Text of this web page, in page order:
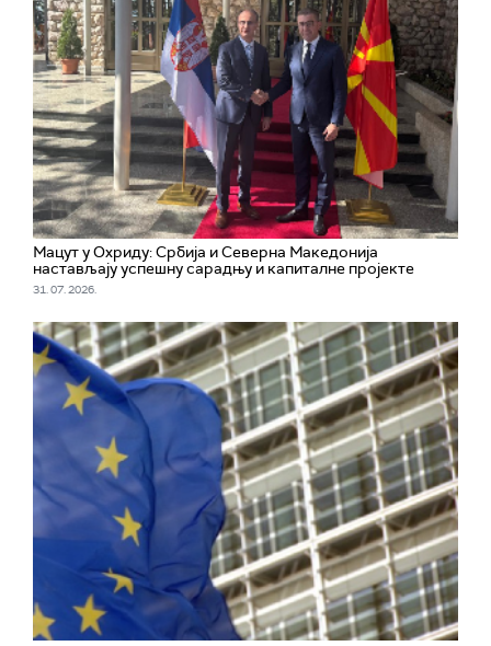
Мацут у Охриду: Србија и Северна Македонија
настављају успешну сарадњу и капиталне пројекте
31. 07. 2026.